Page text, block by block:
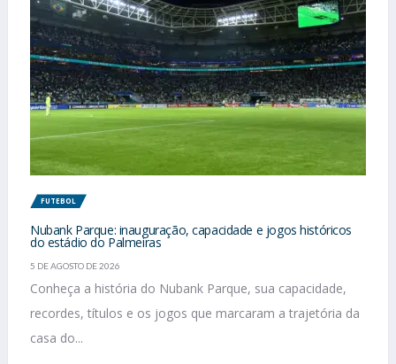
FUTEBOL
Nubank Parque: inauguração, capacidade e jogos históricos
do estádio do Palmeiras
5 DE AGOSTO DE 2026
Conheça a história do Nubank Parque, sua capacidade,
recordes, títulos e os jogos que marcaram a trajetória da
casa do...